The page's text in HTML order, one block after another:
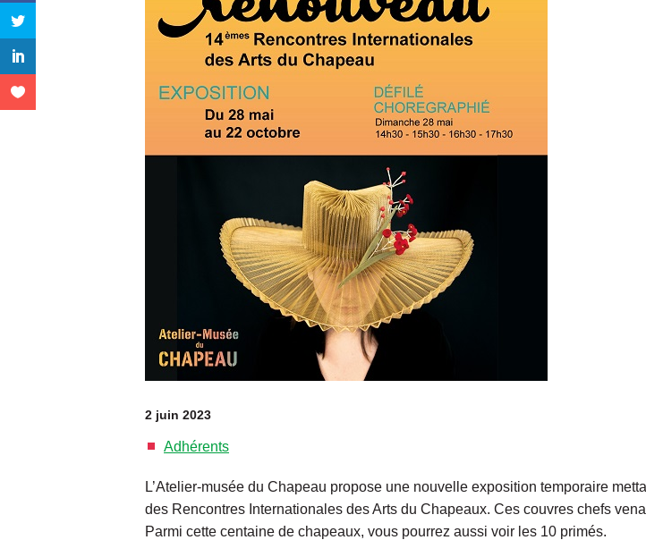
2 juin 2023
Adhérents
L’Atelier-musée du Chapeau propose une nouvelle exposition temporaire
des Rencontres Internationales des Arts du Chapeaux. Ces couvres chefs
Parmi cette centaine de chapeaux, vous pourrez aussi voir les 10 primés.